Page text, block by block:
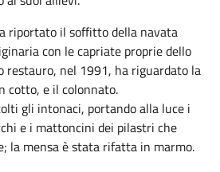
riportato il soffitto della navata
con le capriate proprie dello
restauro, nel 1991, ha riguardato la
cotto, e il colonnato.
gli intonaci, portando alla luce i
e i mattoncini dei pilastri che
la mensa è stata rifatta in marmo.